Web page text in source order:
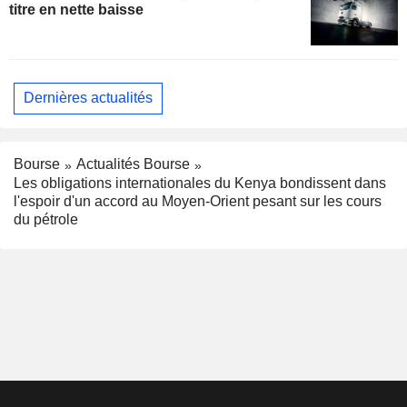
titre en nette baisse
Dernières actualités
Bourse
Actualités Bourse
Les obligations internationales du Kenya bondissent dans
l'espoir d'un accord au Moyen-Orient pesant sur les cours
du pétrole